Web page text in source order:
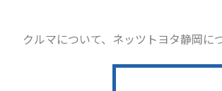
クルマについて、ネッツトヨタ静岡に